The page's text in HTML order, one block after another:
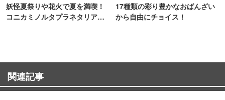
妖怪夏祭りや花火で夏を満喫！
コニカミノルタプラネタリア
17種類の彩り豊かなおばんざい
から自由にチョイス！
関連記事